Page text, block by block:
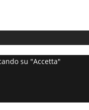
su "Accetta"